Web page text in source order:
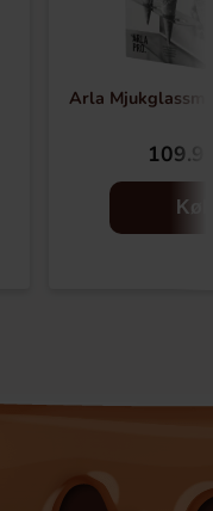
Arla
Køb